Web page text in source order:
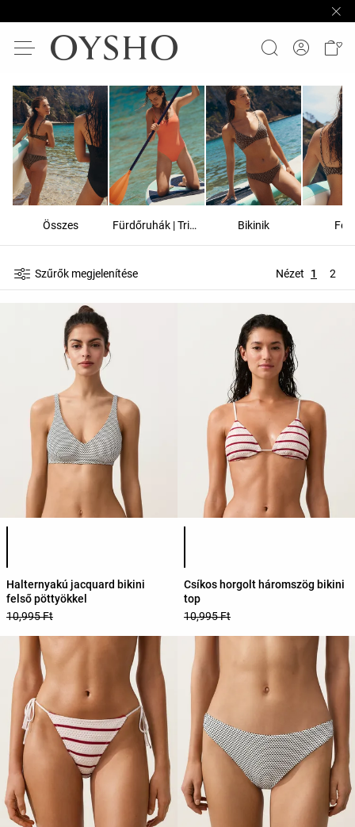
Összes Fürdőruhák | Trikini Bikinik
Szűrők megjelenítése Nézet 1 2
Halternyakú jacquard bikini
felső pöttyökkel
10,995 Ft
Csíkos horgolt háromszög bikini
top
10,995 Ft